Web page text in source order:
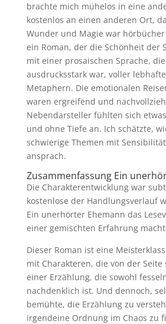
brachte mich mühelos in eine
kostenlos an einen anderen Ort,
Wunder und Magie war
ein Roman, der die Schönheit der
mit einer prosaischen Sprache,
ausdrucksstark war, voller
Metaphern. Die emotionalen
waren ergreifend und
Nebendarsteller fühlten sich
und ohne Tiefe an. Ich schätzte,
schwierige Themen mit
ansprach.
Zusammenfassung Ein
Die Charakterentwicklung war
kostenlose der Handlungsverlauf
Ein unerhörter Ehemann das
einer gemischten Erfahrung
Dieser Roman ist eine
mit Charakteren, die von der
einer Erzählung, die sowohl
nachdenklich ist. Und dennoch,
bemühte, die Erzählung zu
irgendeine Ordnung im Chaos zu